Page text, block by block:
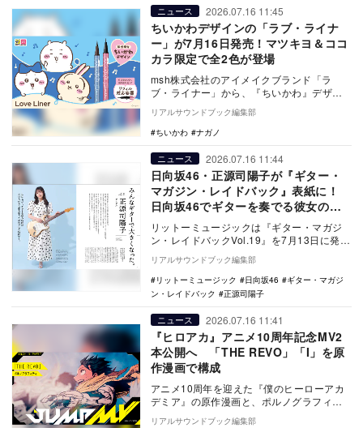
ニュース 2026.07.16 11:45
ちいかわデザインの「ラブ・ライナ
ー」が7月16日発売！マツキヨ＆ココ
カラ限定で全2色が登場
msh株式会社のアイメイクブランド「ラ
ブ・ライナー」から、『ちいかわ』デザイ
ンのリキッドアイライナーが7月16日より数
量限定で発…
リアルサウンドブック編集部
ちいかわ
ナガノ
ニュース 2026.07.16 11:44
日向坂46・正源司陽子が『ギター・
マガジン・レイドバック』表紙に！
日向坂46でギターを奏でる彼女の魅
力に迫る
リットーミュージックは『ギター・マガジ
ン・レイドバックVol.19』を7月13日に発売
した。表紙・巻頭には日向坂46の正源司陽
子…
リアルサウンドブック編集部
リットーミュージック
日向坂46
ギター・マガジ
ン・レイドバック
正源司陽子
ニュース 2026.07.16 11:41
『ヒロアカ』アニメ10周年記念MV2
本公開へ 「THE REVO」「I」を原
作漫画で構成
アニメ10周年を迎えた『僕のヒーローアカ
デミア』の原作漫画と、ポルノグラフィテ
ィ「THE REVO」、BUMP OF CHICK…
リアルサウンドブック編集部